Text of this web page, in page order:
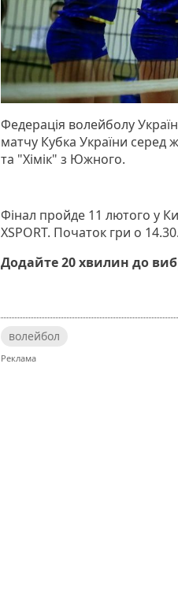
Федерація волейболу
матчу Кубка України серед
та "Хімік" з Южного.
Фінал пройде 11 лютого у
XSPORT. Початок гри о 14.30.
Додайте 20 хвилин до
волейбол